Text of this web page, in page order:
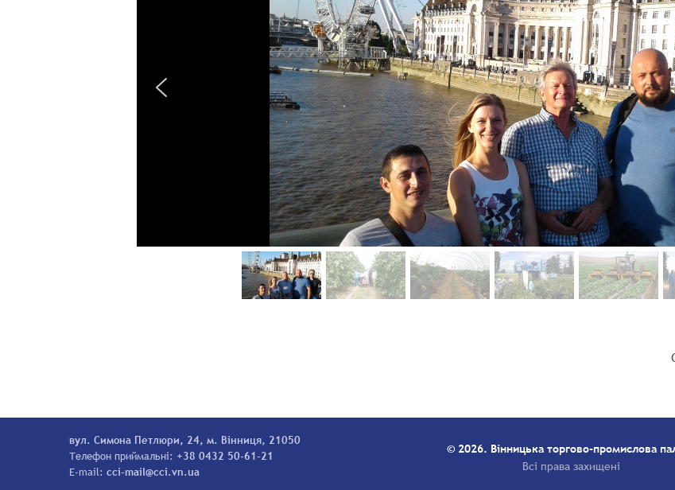
вул. Симона Петлюри, 24, м. Вінниця, 21050
Телефон приймальні: +38 0432 50-61-21
E-mail: cci-mail@cci.vn.ua
© 2026. Вінницька торгово-промислова
Всі права захищені